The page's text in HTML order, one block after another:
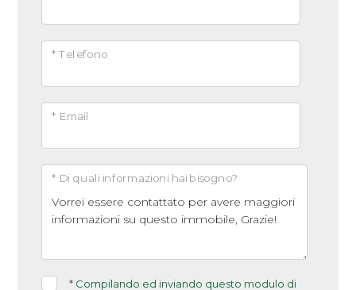
* Telefono
* Email
* Di quali informazioni hai bisogno?
* Compilando ed inviando questo modulo di